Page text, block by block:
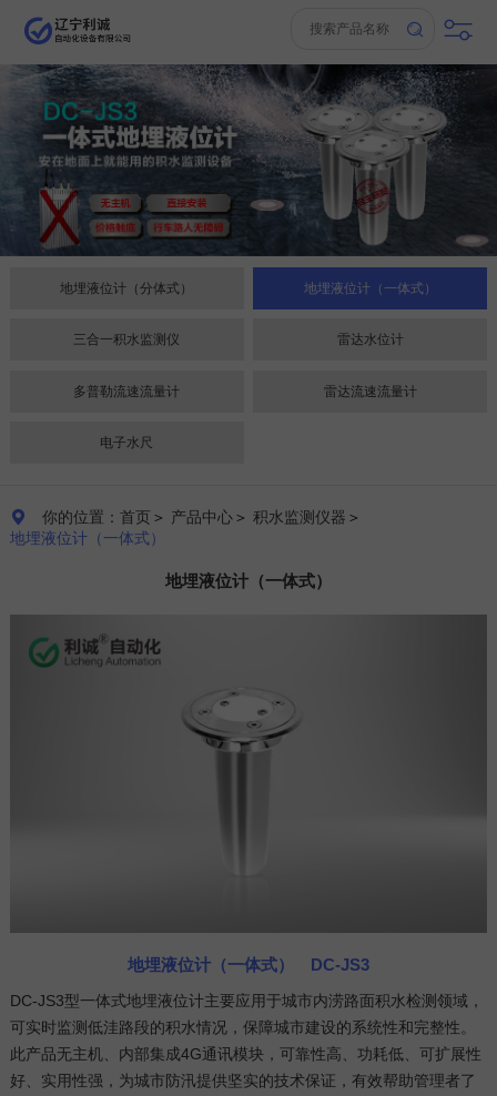
地埋液位计（分体式） 地埋液位计（一体式）
三合一积水监测仪 雷达水位计
多普勒流速流量计 雷达流速流量计
电子水尺
 你的位置：首页 ＞ 产品中心＞ 积水监测仪器 ＞
地埋液位计（一体式）
地埋液位计（一体式）
地埋液位计（一体式） DC-JS3
DC-JS3型一体式地埋液位计主要应用于城市内涝路面积水检测领域，
可实时监测低洼路段的积水情况，保障城市建设的系统性和完整性。
此产品无主机、内部集成4G通讯模块，可靠性高、功耗低、可扩展性
好、实用性强，为城市防汛提供坚实的技术保证，有效帮助管理者了